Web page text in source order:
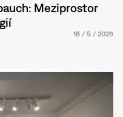
Meziprostor
18 / 5 / 2026